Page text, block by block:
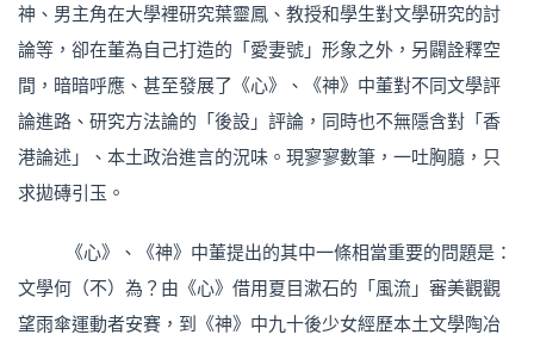
神、男主角在大學裡研究葉靈鳳、教授和學生對文學研究的討
論等，卻在董為自己打造的「愛妻號」形象之外，另闢詮釋空
間，暗暗呼應、甚至發展了《心》、《神》中董對不同文學評
論進路、研究方法論的「後設」評論，同時也不無隱含對「香
港論述」、本土政治進言的況味。現寥寥數筆，一吐胸臆，只
求拋磚引玉。
《心》、《神》中董提出的其中一條相當重要的問題是：
文學何（不）為？由《心》借用夏目漱石的「風流」審美觀觀
望雨傘運動者安賽，到《神》中九十後少女經歷本土文學陶冶